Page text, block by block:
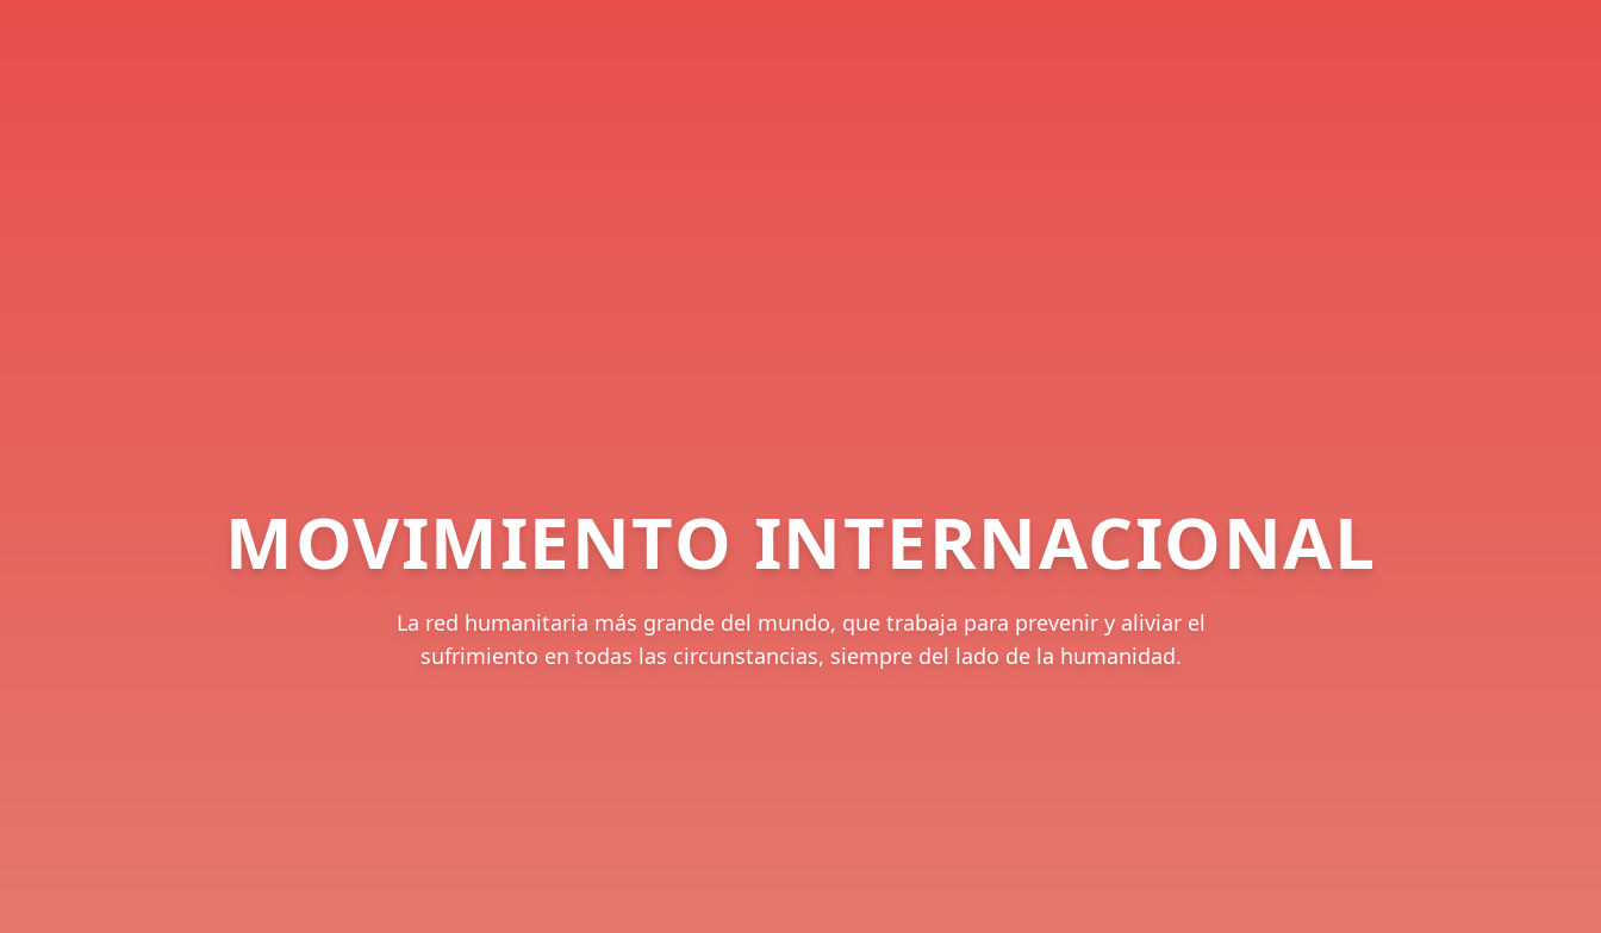
MOVIMIENTO INTERNACIONAL
La red humanitaria más grande del mundo, que trabaja para prevenir y aliviar el
sufrimiento en todas las circunstancias, siempre del lado de la humanidad.